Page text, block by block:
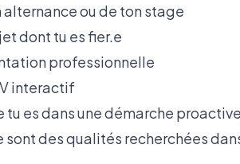
ou de ton stage
dont tu es fier.e
professionnelle
interactif
tu es dans une démarche
des qualités recherchées